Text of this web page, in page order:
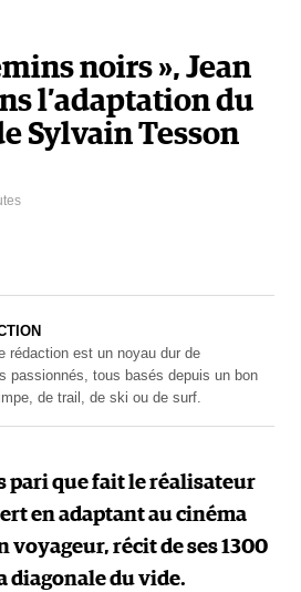
noirs », Jean
l’adaptation du
Sylvain Tesson
rédaction est un noyau dur de
passionnés, tous basés depuis un bon
de trail, de ski ou de surf.
pari que fait le réalisateur
en adaptant au cinéma
voyageur, récit de ses 1300
diagonale du vide.